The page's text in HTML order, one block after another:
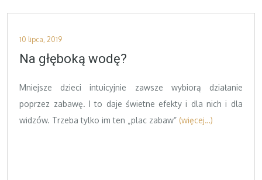
Posted
on
10 lipca, 2019
Na głęboką wodę?
Mniejsze dzieci intuicyjnie zawsze wybiorą działanie
poprzez zabawę. I to daje świetne efekty i dla nich i dla
widzów. Trzeba tylko im ten „plac zabaw” (więcej…)